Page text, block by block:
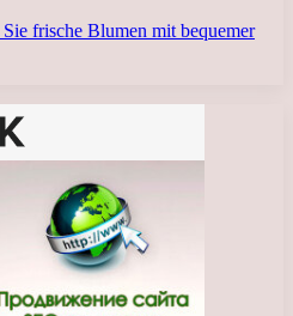
frische Blumen mit bequemer